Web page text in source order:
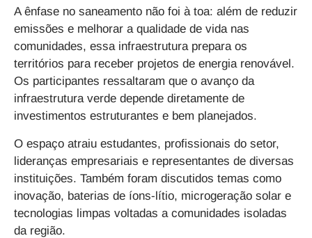
A ênfase no saneamento não foi à toa: além de reduzir
emissões e melhorar a qualidade de vida nas
comunidades, essa infraestrutura prepara os
territórios para receber projetos de energia renovável.
Os participantes ressaltaram que o avanço da
infraestrutura verde depende diretamente de
investimentos estruturantes e bem planejados.
O espaço atraiu estudantes, profissionais do setor,
lideranças empresariais e representantes de diversas
instituições. Também foram discutidos temas como
inovação, baterias de íons-lítio, microgeração solar e
tecnologias limpas voltadas a comunidades isoladas
da região.